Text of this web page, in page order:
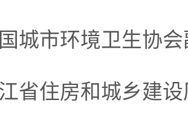
市环境卫生协会
住房和城乡建设